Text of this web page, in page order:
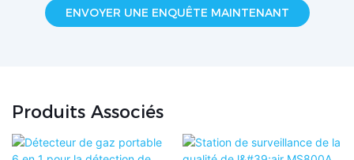
ENVOYER UNE ENQUÊTE MAINTENANT
Produits Associés